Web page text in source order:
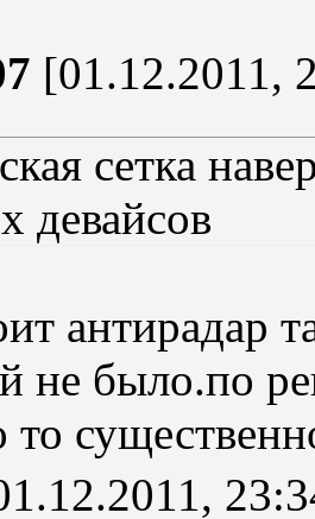
[01.12.2011,
сетка
девайсов
антирадар
не было.по
то